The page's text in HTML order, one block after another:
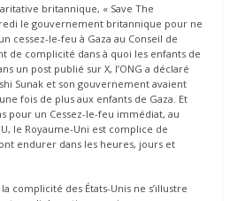
britannique, « Save The
le gouvernement britannique pour ne
cessez-le-feu à Gaza au Conseil de
de complicité dans à quoi les enfants de
un post publié sur X, l’ONG a déclaré
Sunak et son gouvernement avaient
fois de plus aux enfants de Gaza. Et
pour un Cessez-le-feu immédiat, au
le Royaume-Uni est complice de
endurer dans les heures, jours et
complicité des États-Unis ne s’illustre